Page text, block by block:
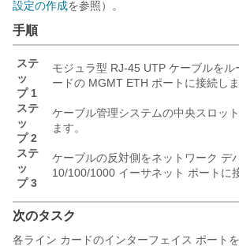
設定の作成を参照）。
手順
ステ
ッ
プ 1
モジュラ型 RJ-45 UTP ケーブルをル
ードの MGMT ETH ポートに接続しま
ステ
ッ
プ 2
ケーブル管理システムの中央スロッ
ます。
ステ
ッ
プ 3
ケーブルの反対側をネットワーク デ
10/100/1000 イーサネット ポートに
次のタスク
各ライン カードのインターフェイス ポート